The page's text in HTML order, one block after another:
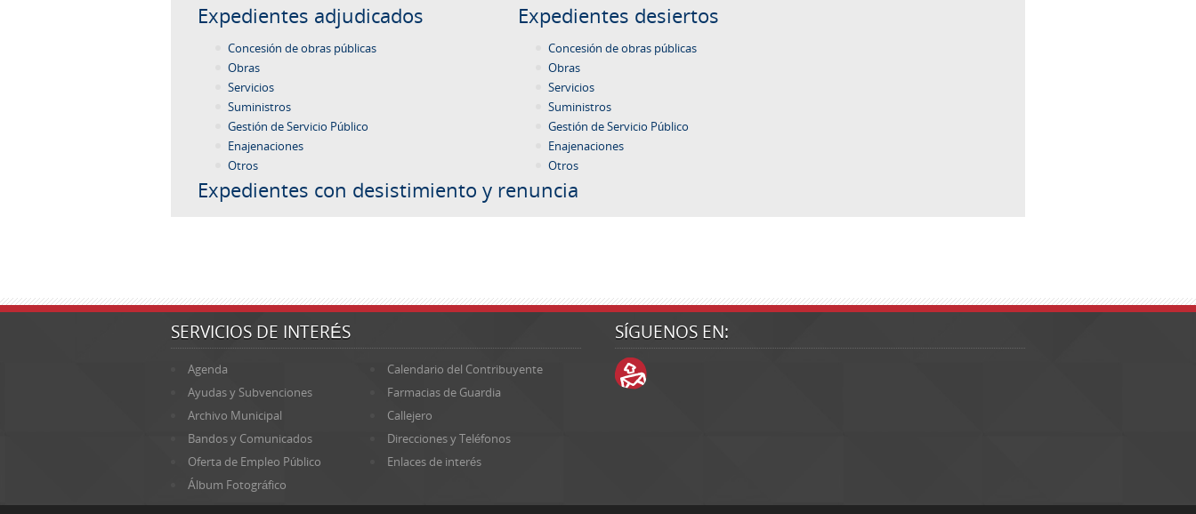
Expedientes adjudicados
Concesión de obras públicas
Obras
Servicios
Suministros
Gestión de Servicio Público
Enajenaciones
Otros
Expedientes desiertos
Concesión de obras públicas
Obras
Servicios
Suministros
Gestión de Servicio Público
Enajenaciones
Otros
Expedientes con desistimiento y renuncia
SERVICIOS DE INTERÉS
Agenda
Calendario del Contribuyente
Ayudas y Subvenciones
Farmacias de Guardia
Archivo Municipal
Callejero
Bandos y Comunicados
Direcciones y Teléfonos
Oferta de Empleo Público
Enlaces de interés
Álbum Fotográfico
SÍGUENOS EN: